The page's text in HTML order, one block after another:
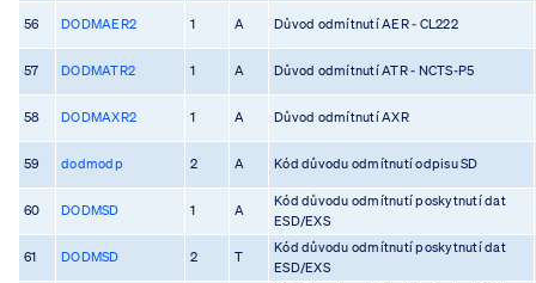
56 DODMAER2 1 A Důvod odmítnutí AER - CL222
57 DODMATR2 1 A Důvod odmítnutí ATR - NCTS-P5
58 DODMAXR2 1 A Důvod odmítnutí AXR
59 dodmodp 2 A Kód důvodu odmítnutí odpisu SD
60 DODMSD 1 A
Kód důvodu odmítnutí poskytnutí dat
ESD/EXS
61 DODMSD 2 T
Kód důvodu odmítnutí poskytnutí dat
ESD/EXS